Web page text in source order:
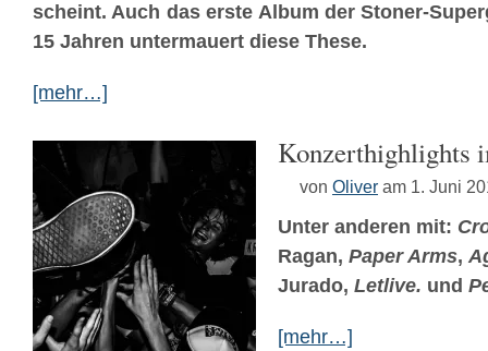
scheint. Auch das erste Album der Stoner-
15 Jahren untermauert diese These.
[mehr…]
Konzerthighlights
von Oliver am 1. Juni
Unter anderen mit:
Ragan, Paper Arms,
Jurado, Letlive. und
[mehr…]